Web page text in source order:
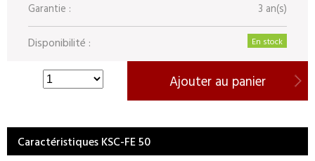
Garantie : 3 an(s)
Disponibilité : En stock
Ajouter au panier
Caractéristiques KSC-FE 50